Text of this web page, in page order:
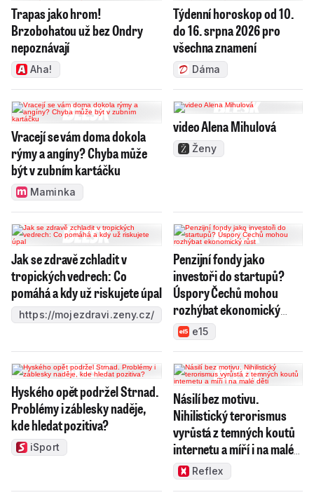
Trapas jako hrom!
Brzobohatou už bez Ondry
nepoznávají
Aha!
Týdenní horoskop od 10.
do 16. srpna 2026 pro
všechna znamení
Dáma
Vracejí se vám doma dokola
rýmy a angíny? Chyba může
být v zubním kartáčku
Maminka
video Alena Mihulová
Ženy
Jak se zdravě zchladit v
tropických vedrech: Co
pomáhá a kdy už riskujete úpal
https://mojezdravi.zeny.cz/
Penzijní fondy jako
investoři do startupů?
Úspory Čechů mohou
rozhýbat ekonomický
růste15
Hyského opět podržel Strnad.
Problémy i záblesky naděje,
kde hledat pozitiva?
iSport
Násilí bez motivu.
Nihilistický terorismus
vyrůstá z temných koutů
internetu a míří i na malé
dětiReflex